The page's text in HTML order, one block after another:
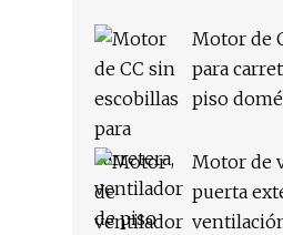
Motor de
para
piso
externo,
Motor de
puerta